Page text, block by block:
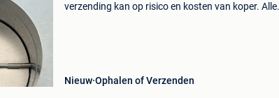
verzending kan op risico en kosten van koper. Alle
Nieuw Ophalen of Verzenden